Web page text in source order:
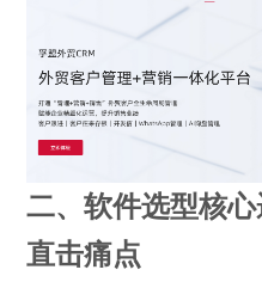
二、软件选型核心
直击痛点